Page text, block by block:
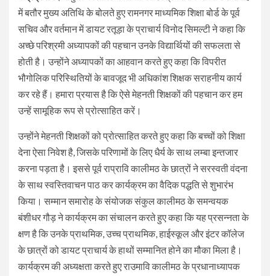
में बतौर मुख्य अतिथि के बोलते हुए रामनगर माध्यमिक शिक्षा बोर्ड के पूर्व
सचिव और वर्तमान में डायट रतूड़ा के प्राचार्य विनोद सिमल्टी ने कहा कि
अच्छे परिश्रमी अध्यापकों की पहचान उनके विद्यार्थियों की सफलता से
होती है। उन्होंने अध्यापकों का आहवान करते हुए कहा कि विपरीत
भौगोलिक परिस्थितियों के बावजूद भी अधिकांश शिक्षक सराहनीय कार्य
कर रहे हैं। हमारा प्रयास है कि ऐसे मेहनती शिक्षकों की पहचान कर हम
उन्हें सामूहिक रूप से प्रोत्साहित करें।
उन्होंने मेहनती शिक्षकों को प्रोत्साहित करते हुए कहा कि बच्चों को शिक्षा
देना ऐसा निवेश है, जिसके परिणामों के लिए धैर्य के साथ लम्बा इन्तजार
करना पड़ता है। इससे पूर्व राप्रावि कालीमठ के छात्रों ने सरस्वती वंदना
के साथ स्वस्तिवाचन पाठ कर कार्यक्रम का वैदिक पद्धति से शुभारंभ
किया। सम्मान समारोह के संयोजक संकुल कालीमठ के समन्वयक
बंशीधर गौड़ ने कार्यक्रम का संचालन करते हुए कहा कि यह प्रसन्नता के
क्षण है कि उनके प्राथमिक, उच्च प्राथमिक, हाईस्कूल और इंटर कॉलेज
के छात्रों को डायट प्राचार्य के हाथों सम्मानित होने का मौका मिला है।
कार्यक्रम की अध्यक्षता करते हुए राउमावि कालीमठ के प्रधानाध्यापक